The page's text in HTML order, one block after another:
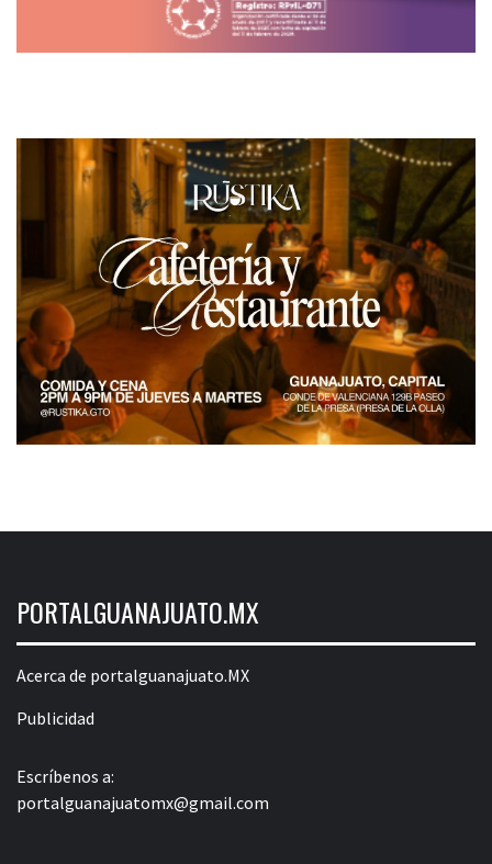
PORTALGUANAJUATO.MX
Acerca de portalguanajuato.MX
Publicidad
Escríbenos a:
portalguanajuatomx@gmail.com